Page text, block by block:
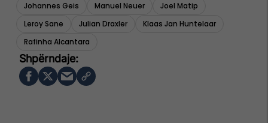
Johannes Geis
Manuel Neuer
Joel Matip
Leroy Sane
Julian Draxler
Klaas Jan Huntelaar
Rafinha Alcantara